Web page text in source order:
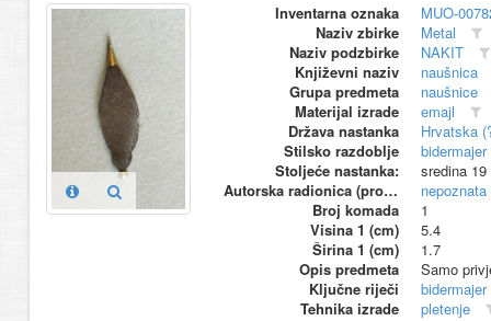
Inventarna oznaka
MUO-
Naziv zbirke
Metal
Naziv podzbirke
NAKIT
Književni naziv
naušnica
Grupa predmeta
naušnice
Materijal izrade
emajl
Država nastanka
Hrvatska
Stilsko razdoblje
bidermajer
Stoljeće nastanka:
sredina 19
Autorska radionica (proizvođač)
nepoznata
Broj komada
1
Visina 1 (cm)
5.4
Širina 1 (cm)
1.7
Opis predmeta
Samo
Ključne riječi
bidermajer
Tehnika izrade
pletenje